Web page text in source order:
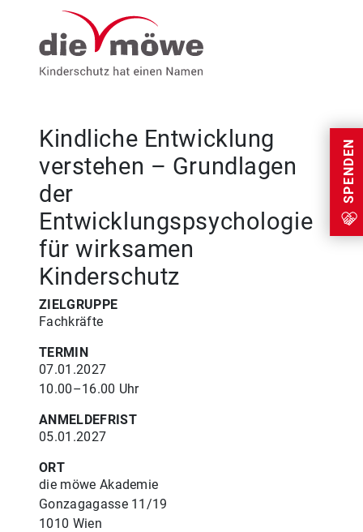
Weiter zum Inhalt
SPENDEN
Kindliche Entwicklung
verstehen – Grundlagen
der
Entwicklungspsychologie
für wirksamen
Kinderschutz
ZIELGRUPPE
Fachkräfte
TERMIN
07.01.2027
10.00–16.00 Uhr
ANMELDEFRIST
05.01.2027
ORT
die möwe Akademie
Gonzagagasse 11/19
1010 Wien